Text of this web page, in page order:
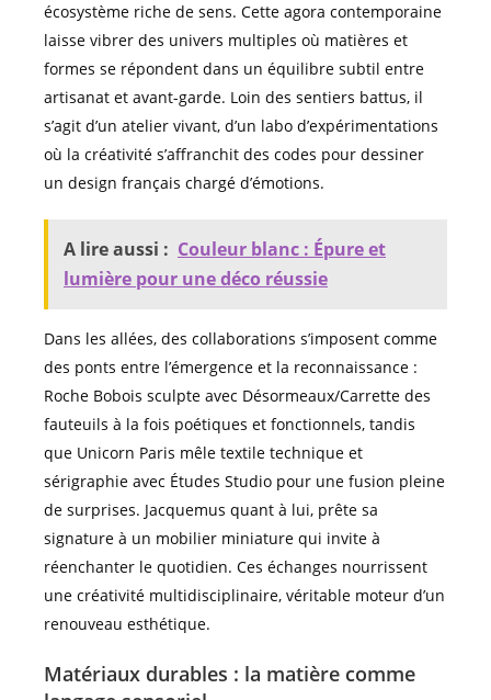
écosystème riche de sens. Cette agora contemporaine
laisse vibrer des univers multiples où matières et
formes se répondent dans un équilibre subtil entre
artisanat et avant-garde. Loin des sentiers battus, il
s’agit d’un atelier vivant, d’un labo d’expérimentations
où la créativité s’affranchit des codes pour dessiner
un design français chargé d’émotions.
A lire aussi : Couleur blanc : Épure et
lumière pour une déco réussie
Dans les allées, des collaborations s’imposent comme
des ponts entre l’émergence et la reconnaissance :
Roche Bobois sculpte avec Désormeaux/Carrette des
fauteuils à la fois poétiques et fonctionnels, tandis
que Unicorn Paris mêle textile technique et
sérigraphie avec Études Studio pour une fusion pleine
de surprises. Jacquemus quant à lui, prête sa
signature à un mobilier miniature qui invite à
réenchanter le quotidien. Ces échanges nourrissent
une créativité multidisciplinaire, véritable moteur d’un
renouveau esthétique.
Matériaux durables : la matière comme